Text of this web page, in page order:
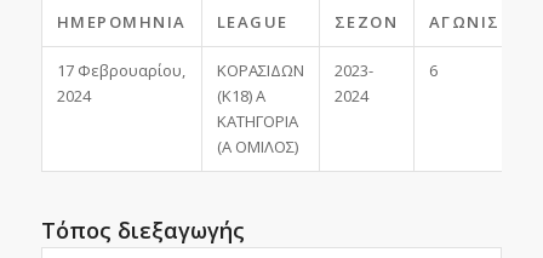
ΗΜΕΡΟΜΗΝΊΑ LEAGUE ΣΕΖΌΝ
17 Φεβρουαρίου,
2024
ΚΟΡΑΣΙΔΩΝ
(Κ18) Α
ΚΑΤΗΓΟΡΙΑ
(Α ΟΜΙΛΟΣ)
2023-
2024
6
Τόπος διεξαγωγής